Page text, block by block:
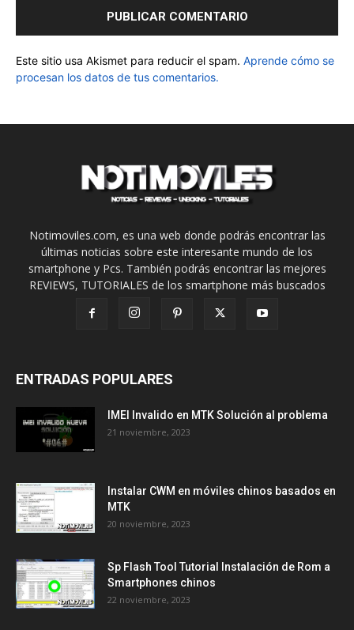
Este sitio usa Akismet para reducir el spam. Aprende cómo se
procesan los datos de tus comentarios.
Notimoviles.com, es una web donde podrás encontrar las
últimas noticias sobre este interesante mundo de los
smartphone y Pcs. También podrás encontrar las mejores
REVIEWS, TUTORIALES de los smartphone más buscados
ENTRADAS POPULARES
IMEI Invalido en MTK Solución al problema
21 noviembre, 2023
Instalar CWM en móviles chinos basados en
MTK
20 noviembre, 2023
Sp Flash Tool Tutorial Instalación de Rom a
Smartphones chinos
22 noviembre, 2023